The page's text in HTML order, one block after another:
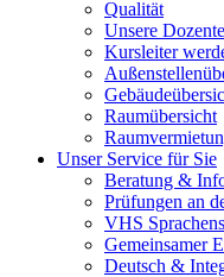
Qualität
Unsere
Kursleiter
Raumübersicht
Unser Service für Sie
Beratung &
Prüfungen an
VHS
Gemeinsamer
Deutsch &